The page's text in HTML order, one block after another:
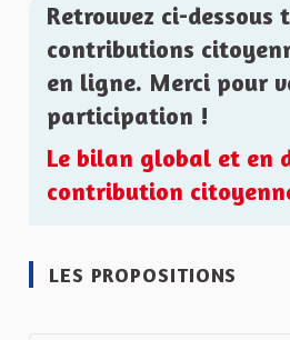
Retrouvez ci-dessous
contributions
en ligne. Merci pour
participation !
Le bilan global et en
contribution
LES PROPOSITIONS